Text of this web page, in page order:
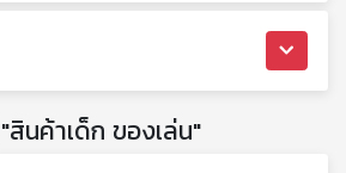
นค้าเด็ก ของเล่น"